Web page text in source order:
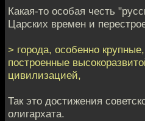
Какая-то особая честь
Царских времен и
> города, особенно
построенные
цивилизацией,
Так это достижения
олигархата.